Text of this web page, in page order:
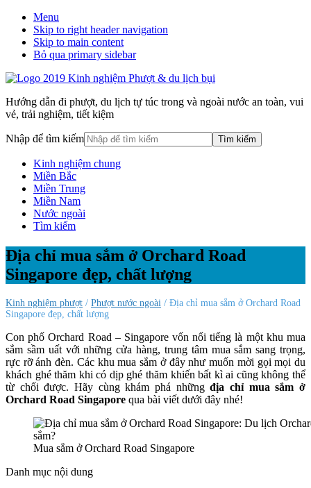
Menu
Skip to right header navigation
Skip to main content
Bỏ qua primary sidebar
Hướng dẫn đi phượt, du lịch tự túc trong và ngoài nước an toàn, vui
vẻ, trải nghiệm, tiết kiệm
Nhập để tìm kiếm
Kinh nghiệm chung
Miền Bắc
Miền Trung
Miền Nam
Nước ngoài
Tìm kiếm
Địa chỉ mua sắm ở Orchard Road
Singapore đẹp, chất lượng
Kinh nghiệm phượt / Phượt nước ngoài / Địa chỉ mua sắm ở Orchard Road
Singapore đẹp, chất lượng
Con phố Orchard Road – Singapore vốn nổi tiếng là một khu mua
sắm sầm uất với những cửa hàng, trung tâm mua sắm sang trọng,
rực rỡ ánh đèn. Các khu mua sắm ở đây như muốn mời gọi mọi du
khách ghé thăm khi có dịp ghé thăm khiến bất kì ai cũng không thể
từ chối được. Hãy cùng khám phá nhữngđịa chỉ mua sắm ở
Orchard Road Singapore qua bài viết dưới đây nhé!
Mua sắm ở Orchard Road Singapore
Danh mục nội dung